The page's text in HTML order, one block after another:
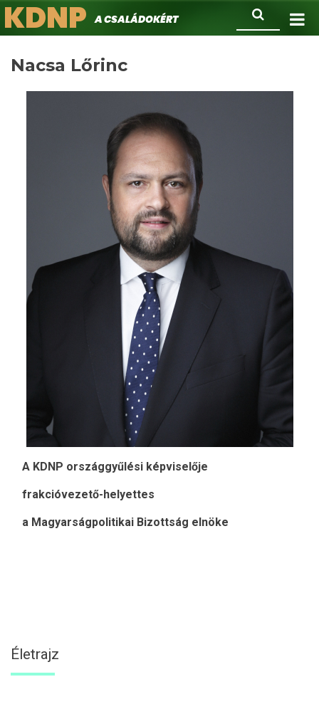
Ugrás
a
Keresés
KDNPA családokért.
Nacsa Lőrinc
A KDNP országgyűlési képviselője
frakcióvezető-helyettes
a Magyarságpolitikai Bizottság elnöke
Életrajz